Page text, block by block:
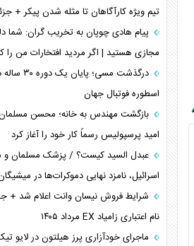
تیم ویژه کارآگاهان تا مثله شدن پیکر +
پیام هادی چوپان به تخریب گران: شما
مجازی هستید | اگر مردید افتخارات من
درگذشت مسی؛ پایان
اسطوره فوتبال جهان
بازگشت مهندس به خانه؛ محسن
امید پرسپولیس رسماً کار خود را آغاز کرد
عبدل السید کیست؟ / پزشک مسلمان و
اسرائیل، نامزد نهایی دموکرات‌ها در
شرایط فروش نیسان وانت اعلام شد +
نام اعتباری زامیاد EX مرداد ۱۴۰۵
ماجرای خودآزاری پرز هیلتون در لایو